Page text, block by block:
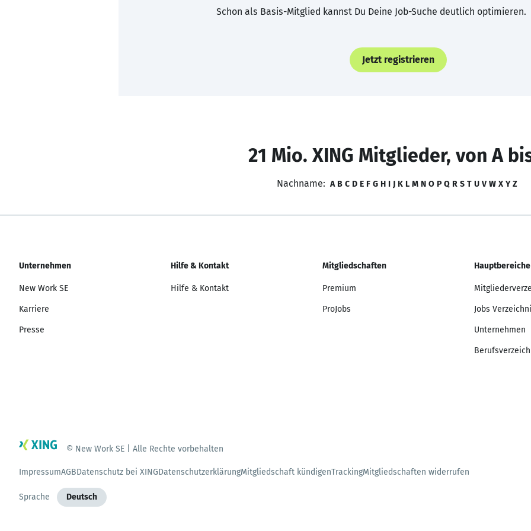
Schon als Basis-Mitglied kannst Du Deine Job-Suche deutlich optimieren.
Jetzt registrieren
21 Mio. XING Mitglieder, von A
Nachname: A B C D E F G H I J K L M N O P Q R S T U V W X Y Z
Unternehmen
New Work SE
Karriere
Presse
Hilfe & Kontakt
Hilfe & Kontakt
Mitgliedschaften
Premium
ProJobs
Hauptbereiche
Jobs
Unternehmen
© New Work SE | Alle Rechte vorbehalten
ImpressumAGBDatenschutz bei XINGDatenschutzerklärungMitgliedschaft kündigenTrackingMitgliedschaften widerrufen
Sprache Deutsch